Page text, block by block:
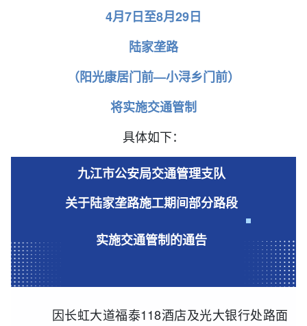
4月7日至8月29日
陆家垄路
（阳光康居门前—小浔乡门前）
将实施交通管制
具体如下：
九江市公安局交通管理支队
关于陆家垄路施工期间部分路段
实施交通管制的通告
因长虹大道福泰118酒店及光大银行处路面